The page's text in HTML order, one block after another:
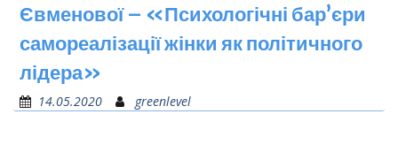
Євменової – «Психологічні бар’єри
самореалізації жінки як політичного
лідера»
14.05.2020 greenlevel